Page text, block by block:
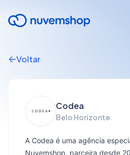
Voltar
Codea
Belo Horizonte
A Codea é uma agência
Nuvemshop, parceira desde